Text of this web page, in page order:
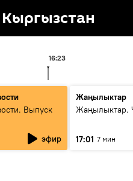
Кыргызстан
16:23
Выпуск
эфир
Жаңылыктар
Жаңылыктар.
17:01 7 мин